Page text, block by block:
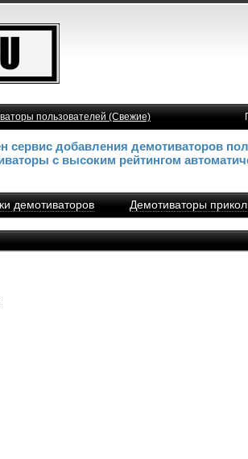
пользователей (Свежие)
добавления демотиваторов
с высоким рейтингом
демотиваторов Демотиваторы